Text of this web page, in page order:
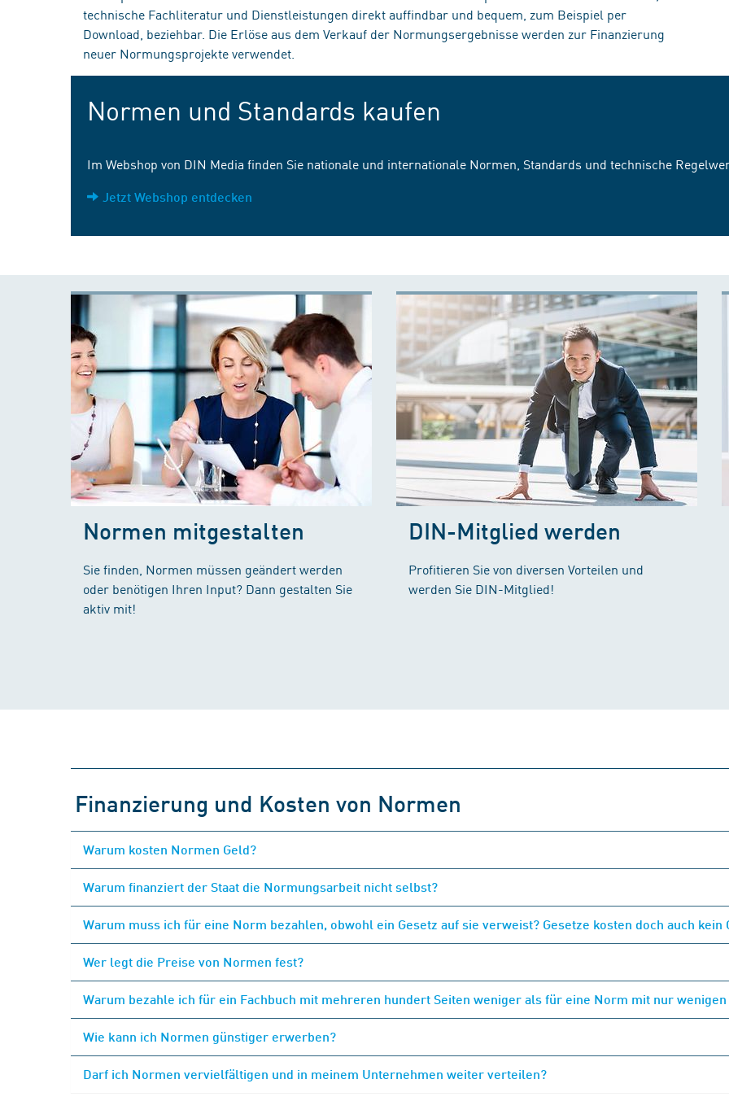
technische Fachliteratur und Dienstleistungen direkt auffindbar und bequem, zum Beispiel per
Download, beziehbar. Die Erlöse aus dem Verkauf der Normungsergebnisse werden zur Finanzierung
neuer Normungsprojekte verwendet.
Normen und Standards kaufen
Im Webshop von DIN Media finden Sie nationale und internationale Normen, Standards und technische
Jetzt Webshop entdecken
Normen mitgestalten
Sie finden, Normen müssen geändert werden
oder benötigen Ihren Input? Dann gestalten Sie
aktiv mit!
DIN-Mitglied werden
Profitieren Sie von diversen Vorteilen und
werden Sie DIN-Mitglied!
Finanzierung und Kosten von Normen
Warum kosten Normen Geld?
Warum finanziert der Staat die Normungsarbeit nicht selbst?
Warum muss ich für eine Norm bezahlen, obwohl ein Gesetz auf sie verweist? Gesetze kosten doch auch kein
Wer legt die Preise von Normen fest?
Warum bezahle ich für ein Fachbuch mit mehreren hundert Seiten weniger als für eine Norm mit nur wenigen
Wie kann ich Normen günstiger erwerben?
Darf ich Normen vervielfältigen und in meinem Unternehmen weiter verteilen?